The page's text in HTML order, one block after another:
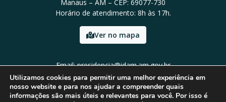
Manaus – AM – CEP: 69077-730
Horário de atendimento: 8h às 17h.
Ver no mapa
Email: presidencia@idam.am.gov.br
Tel: (92) 98452-9911
Utilizamos cookies para permitir uma melhor experiência em
nosso website e para nos ajudar a compreender quais
informações são mais úteis e relevantes para você. Por isso é